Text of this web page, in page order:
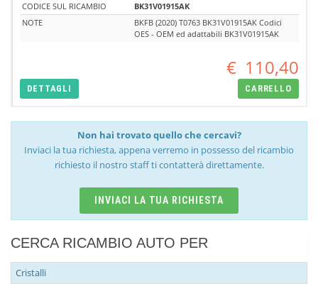
CODICE SUL RICAMBIO
BK31V01915AK
NOTE
BKFB (2020) T0763 BK31V01915AK Codici
OES - OEM ed adattabili BK31V01915AK
€ 110,40
DETTAGLI CARRELLO
Non hai trovato quello che cercavi?
Inviaci la tua richiesta, appena verremo in possesso del ricambio
richiesto il nostro staff ti contatterà direttamente.
INVIACI LA TUA RICHIESTA
CERCA RICAMBIO AUTO PER
Cristalli